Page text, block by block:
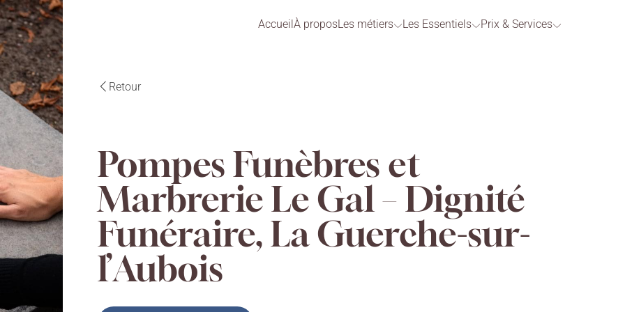
AccueilÀ proposLes métiers Les Essentiels Prix & Services
Retour
Pompes Funèbres et
Marbrerie Le Gal – Dignité
Funéraire, La Guerche-sur-
l’Aubois